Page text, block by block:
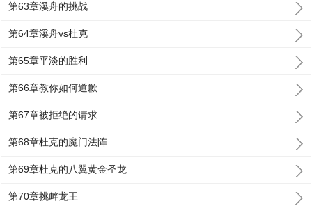
第63章溪舟的挑战
第64章溪舟vs杜克
第65章平淡的胜利
第66章教你如何道歉
第67章被拒绝的请求
第68章杜克的魔门法阵
第69章杜克的八翼黄金圣龙
第70章挑衅龙王